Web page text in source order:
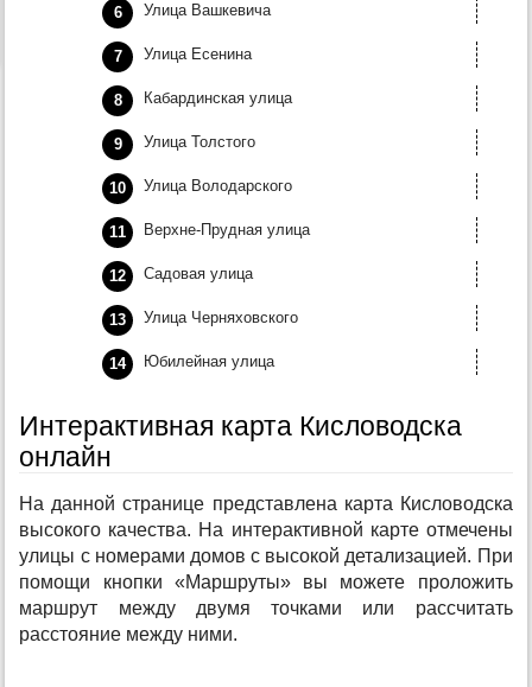
Улица Вашкевича
Улица Есенина
Кабардинская улица
Улица Толстого
Улица Володарского
Верхне-Прудная улица
Садовая улица
Улица Черняховского
Юбилейная улица
Интерактивная карта Кисловодска
онлайн
На данной странице представлена карта Кисловодска
высокого качества. На интерактивной карте отмечены
улицы с номерами домов с высокой детализацией. При
помощи кнопки «Маршруты» вы можете проложить
маршрут между двумя точками или рассчитать
расстояние между ними.